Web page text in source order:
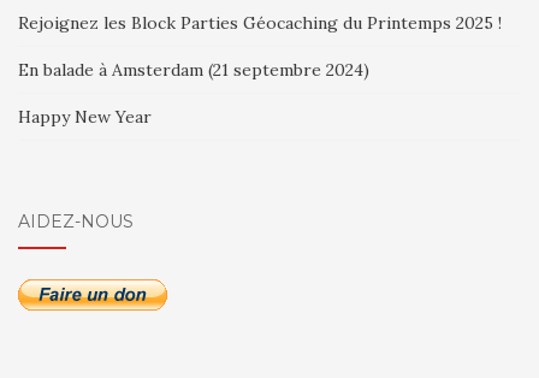
Rejoignez les Block Parties Géocaching du Printemps 2025 !
En balade à Amsterdam (21 septembre 2024)
Happy New Year
AIDEZ-NOUS